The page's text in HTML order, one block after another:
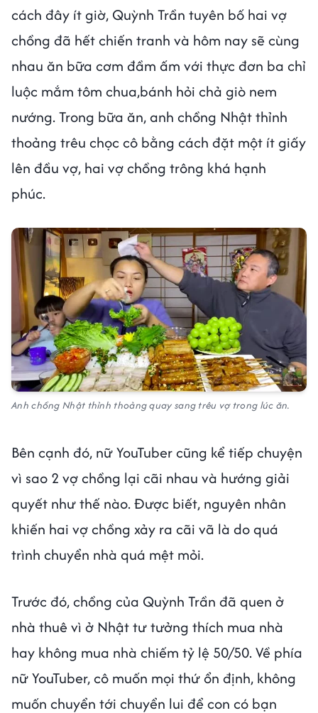
cách đây ít giờ, Quỳnh Trần tuyên bố hai vợ
chồng đã hết chiến tranh và hôm nay sẽ cùng
nhau ăn bữa cơm đầm ấm với thực đơn ba chỉ
luộc mắm tôm chua,bánh hỏi chả giò nem
nướng. Trong bữa ăn, anh chồng Nhật thỉnh
thoảng trêu chọc cô bằng cách đặt một ít giấy
lên đầu vợ, hai vợ chồng trông khá hạnh
phúc.
Anh chồng Nhật thỉnh thoảng quay sang trêu vợ trong lúc ăn.
Bên cạnh đó, nữ YouTuber cũng kể tiếp chuyện
vì sao 2 vợ chồng lại cãi nhau và hướng giải
quyết như thế nào. Được biết, nguyên nhân
khiến hai vợ chồng xảy ra cãi vã là do quá
trình chuyển nhà quá mệt mỏi.
Trước đó, chồng của Quỳnh Trần đã quen ở
nhà thuê vì ở Nhật tư tưởng thích mua nhà
hay không mua nhà chiếm tỷ lệ 50/50. Về phía
nữ YouTuber, cô muốn mọi thứ ổn định, không
muốn chuyển tới chuyển lui để con có bạn